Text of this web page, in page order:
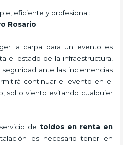
eficiente y profesional:
Rosario.
la carpa para un evento es
el estado de la infraestructura,
ante las inclemencias
continuar el evento en el
sol o viento evitando cualquier
de toldos en renta en
es necesario tener en